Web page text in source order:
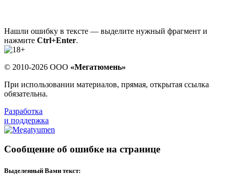
Нашли ошибку в тексте — выделите нужный фрагмент и
нажмите Ctrl+Enter.
© 2010-2026 ООО «Мегатюмень»
При использовании материалов, прямая, открытая ссылка
обязательна.
Разработка
и поддержка
Сообщение об ошибке на странице
Выделенный Вами текст: